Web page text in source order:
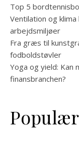
Top 5
Ventilation og
arbejdsmiljøer
Fra græs til
fodboldstøvler
Yoga og yield: Kan
finansbranchen?